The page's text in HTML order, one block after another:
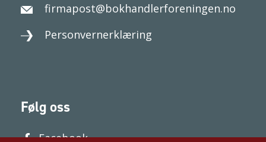
firmapost@bokhandlerforeningen.no
Personvernerklæring
Følg oss
Facebook